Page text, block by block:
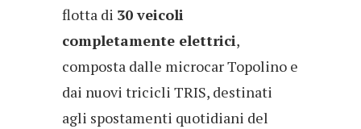
flotta di 30 veicoli
completamente elettrici,
composta dalle microcar Topolino e
dai nuovi tricicli TRIS, destinati
agli spostamenti quotidiani del